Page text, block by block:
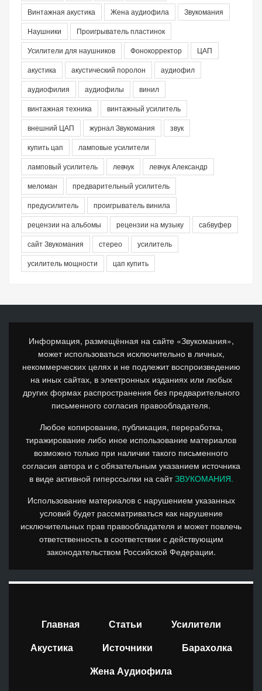
Винтажная акустика
Жена аудиофила
Звукомания
Наушники
Проигрыватель пластинок
Усилители для наушников
Фонокорректор
ЦАП
акустика
акустический поролон
аудиофил
аудиофилия
аудиофилы
винил
винтажная техника
винтажный усилитель
внешний ЦАП
журнал Звукомания
звук
купить цап
ламповые усилители
ламповый усилитель
левчук
левчук Александр
меломан
предварительный усилитель
предусилитель
проигрыватель винила
рецензии на альбомы
рецензии на музыку
сабвуфер
сайт Звукомания
стерео
усилитель
усилитель мощности
цап купить
Информация, размещённая на сайте «Звукомания»,
может использоваться исключительно в личных,
некоммерческих целях и не подлежит воспроизведению
на иных сайтах, в электронных изданиях или любых
других формах распространения без предварительного
письменного согласия правообладателя.
Любое копирование, публикация, переработка,
тиражирование либо иное использование материалов
возможно только при наличии такого письменного
согласия автора и с обязательным указанием источника
в виде активной гиперссылки на сайтЗВУКОМАНИЯ.
Использование материалов с нарушением указанных
условий будет рассматриваться как нарушение
исключительных прав правообладателя и может повлечь
ответственность в соответствии с действующим
законодательством Российской Федерации.
Главная Статьи
Усилители
Акустика
Источники
Барахолка
Жена Аудиофила